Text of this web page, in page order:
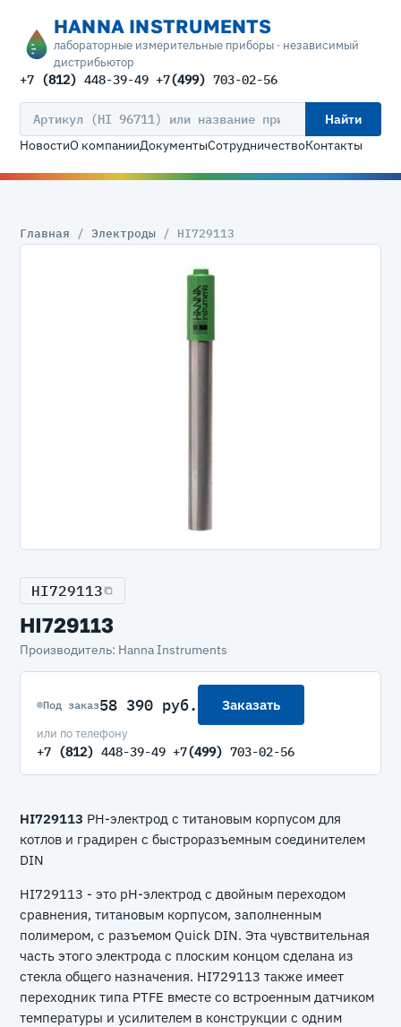
HANNA INSTRUMENTS
лабораторные измерительные приборы · независимый
дистрибьютор
+7 (812) 448-39-49 +7(499) 703-02-56
Найти
НовостиО компанииДокументыСотрудничествоКонтакты
Главная / Электроды / HI729113
HI729113
HI729113
Производитель: Hanna Instruments
Под заказ58 390 руб. Заказать
или по телефону
+7 (812) 448-39-49 +7(499) 703-02-56
HI729113 PH-электрод с титановым корпусом для
котлов и градирен с быстроразъемным соединителем
DIN
HI729113 - это pH-электрод с двойным переходом
сравнения, титановым корпусом, заполненным
полимером, с разъемом Quick DIN. Эта чувствительная
часть этого электрода с плоским концом сделана из
стекла общего назначения. HI729113 также имеет
переходник типа PTFE вместе со встроенным датчиком
температуры и усилителем в конструкции с одним